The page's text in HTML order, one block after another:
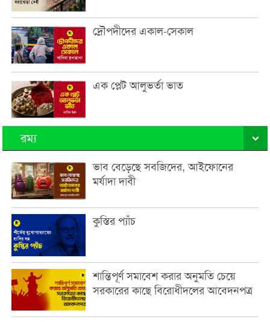
দ্রৌপদীদের একাল-সেকাল
এক প্লেট আলুভর্তা ভাত
রম্য
ভাব বেড়েছে সবজিদের, আইফোনের
মর্যাদা দাবী
কুস্তির প্যাঁচ
শান্তিপূর্ণ সমাবেশ করার অনুমতি চেয়ে
সরকারের কাছে বিরোধীদলের আবেদনপত্র